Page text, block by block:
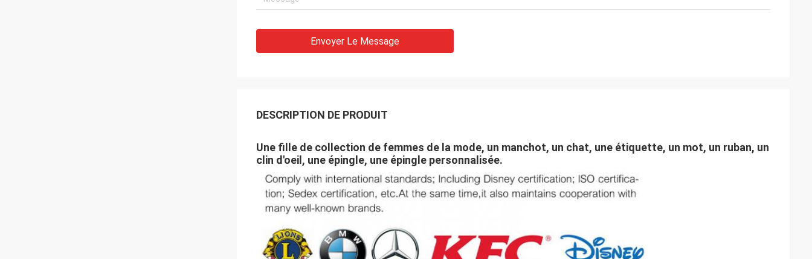
Envoyer Le Message
DESCRIPTION DE PRODUIT
Une fille de collection de femmes de la mode, un manchot, un chat, une étiquette, un mot, un ruban, un
clin d'oeil, une épingle, une épingle personnalisée.